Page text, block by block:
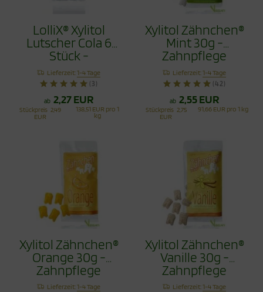
LolliX® Xylitol
Lutscher Cola 6
Stück -
Zahnpflege mit
Stil
Lieferzeit:1-4 Tage
(3)
ab 2,27 EUR
Stückpreis 2,49
EUR
138,51 EUR pro 1
kg
Xylitol Zähnchen®
Mint 30g -
Zahnpflege
Bonbons
Lieferzeit:1-4 Tage
(42)
ab 2,55 EUR
Stückpreis 2,75
EUR
91,66 EUR pro 1 kg
Xylitol Zähnchen®
Orange 30g -
Zahnpflege
Bonbons
Lieferzeit:1-4 Tage
Xylitol Zähnchen®
Vanille 30g -
Zahnpflege
Bonbons
Lieferzeit:1-4 Tage